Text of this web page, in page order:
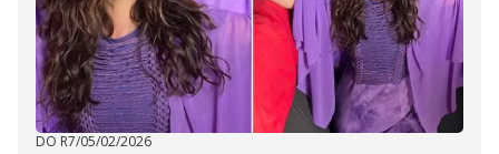
DO R7/05/02/2026